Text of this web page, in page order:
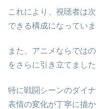
これにより、視聴者は
できる構成になっていま
また、アニメならでは
をさらに引き立てました
特に戦闘シーンのダイ
表情の変化が丁寧に描